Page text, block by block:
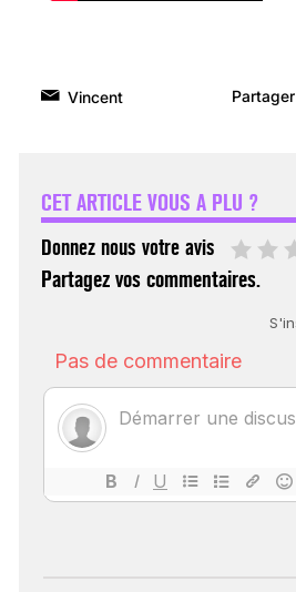
Vincent
CET ARTICLE VOUS A PLU ?
Donnez nous votre avis
Partagez vos commentaires.
18